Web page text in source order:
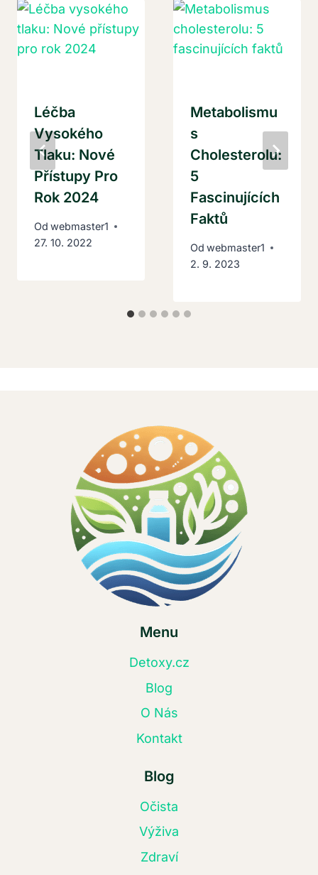
Léčba
Vysokého
Tlaku: Nové
Přístupy Pro
Rok 2024
Od webmaster1
27. 10. 2022
Metabolismu
S
Cholesterolu:
5
Fascinujících
Faktů
Od webmaster1
2. 9. 2023
Menu
Detoxy.cz
Blog
O Nás
Kontakt
Blog
Očista
Výživa
Zdraví